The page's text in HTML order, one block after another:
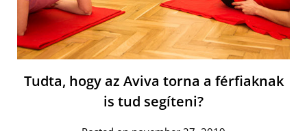
Tudta, hogy az Aviva torna a férfiaknak
is tud segíteni?